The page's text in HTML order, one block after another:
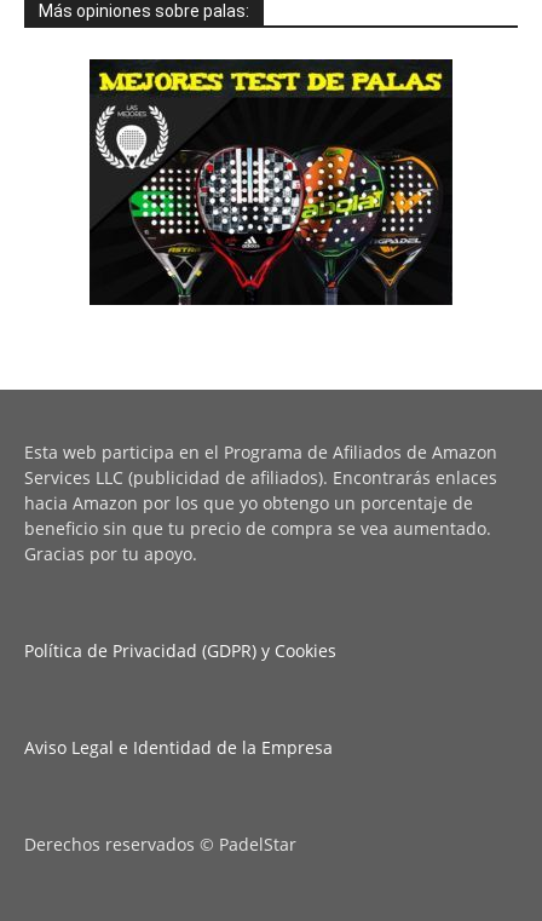
Más opiniones sobre palas:
Esta web participa en el Programa de Afiliados de Amazon
Services LLC (publicidad de afiliados). Encontrarás enlaces
hacia Amazon por los que yo obtengo un porcentaje de
beneficio sin que tu precio de compra se vea aumentado.
Gracias por tu apoyo.
Política de Privacidad (GDPR) y Cookies
Aviso Legal e Identidad de la Empresa
Derechos reservados © PadelStar